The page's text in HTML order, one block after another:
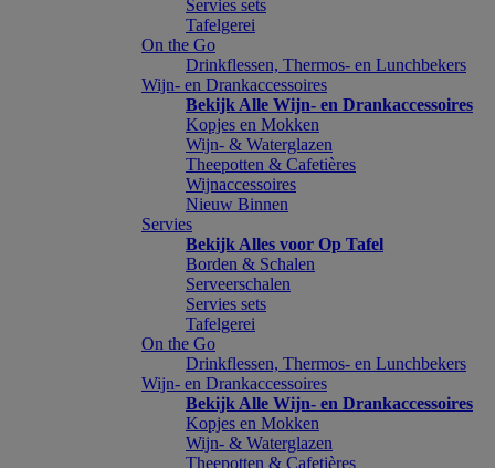
Servies sets
Tafelgerei
On the Go
Drinkflessen, Thermos- en Lunchbekers
Wijn- en Drankaccessoires
Bekijk Alle Wijn- en Drankaccessoires
Kopjes en Mokken
Wijn- & Waterglazen
Theepotten & Cafetières
Wijnaccessoires
Nieuw Binnen
Servies
Bekijk Alles voor Op Tafel
Borden & Schalen
Serveerschalen
Servies sets
Tafelgerei
On the Go
Drinkflessen, Thermos- en Lunchbekers
Wijn- en Drankaccessoires
Bekijk Alle Wijn- en Drankaccessoires
Kopjes en Mokken
Wijn- & Waterglazen
Theepotten & Cafetières